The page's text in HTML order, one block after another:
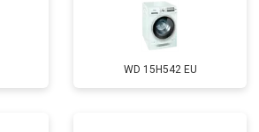
WD 15H542 EU